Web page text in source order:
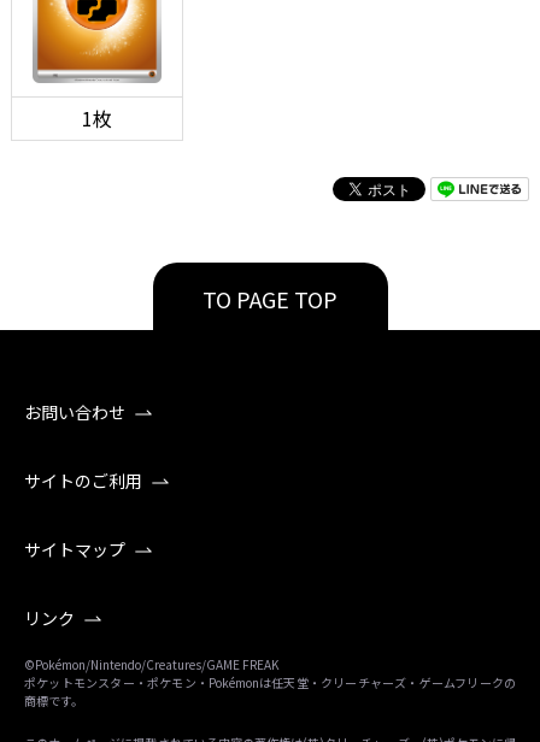
1枚
TO PAGE TOP
お問い合わせ
サイトのご利用
サイトマップ
リンク
©Pokémon/Nintendo/Creatures/GAME FREAK
ポケットモンスター・ポケモン・Pokémonは任天堂・クリーチャーズ・ゲームフリークの
商標です。